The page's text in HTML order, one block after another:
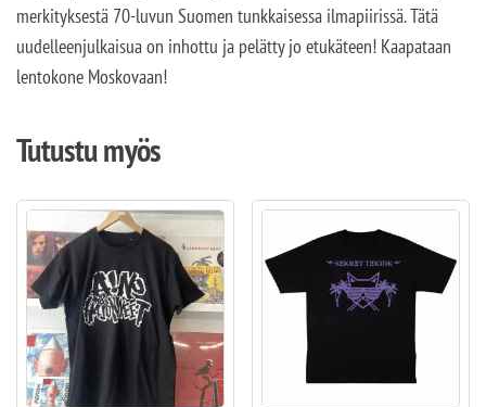
merkityksestä 70-luvun Suomen tunkkaisessa ilmapiirissä. Tätä
uudelleenjulkaisua on inhottu ja pelätty jo etukäteen! Kaapataan
lentokone Moskovaan!
Tutustu myös